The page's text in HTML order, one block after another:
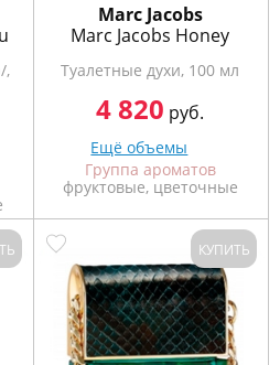
,
Marс Jacobs
Marc Jacobs Honey
Туалетные духи, 100 мл
4 820 руб.
Ещё объемы
Группа ароматов
фруктовые, цветочные
КУПИТЬ